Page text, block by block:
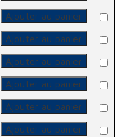
Bouchon
quantité
de
Bouchon
Ajouter au panier
quantité
de
Bouchon
Ajouter au panier
quantité
de
Bouchon
Ajouter au panier
quantité
de
Bouchon
Ajouter au panier
quantité
de
Bouchon
Ajouter au panier
quantité
deAjouter au panier